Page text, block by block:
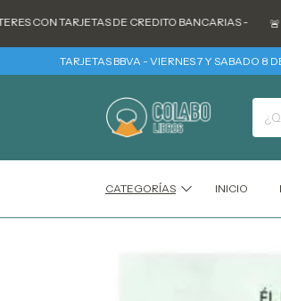
TARJETAS DE CREDITO BANCARIAS - 🚨 PROMO
TARJETAS BBVA - VIERNES 7 Y SABADO 8 DE
CATEGORÍAS INICIO